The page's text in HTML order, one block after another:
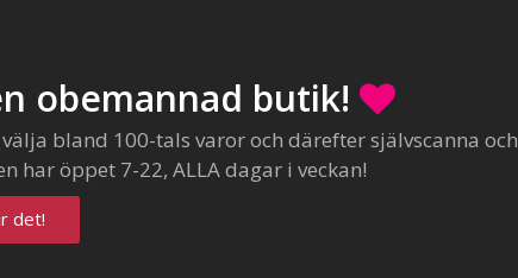
obemannad butik!
bland 100-tals varor och därefter självscanna och
har öppet 7-22, ALLA dagar i veckan!
det!